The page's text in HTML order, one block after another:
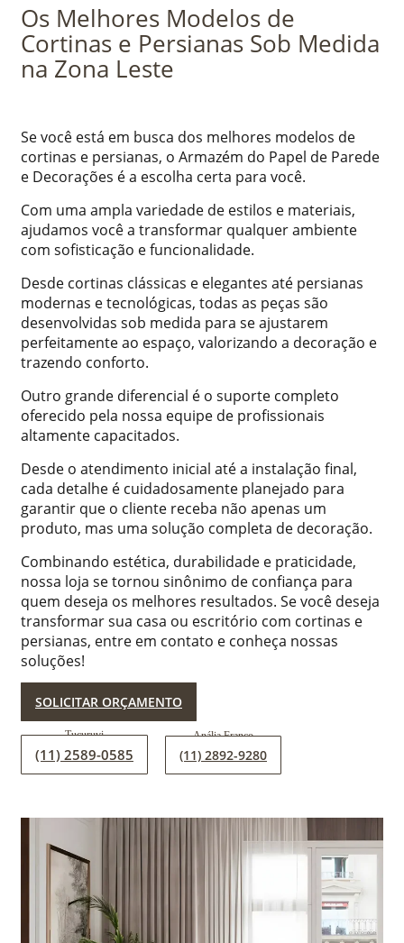
Os Melhores Modelos de
Cortinas e Persianas Sob Medida
na Zona Leste
Se você está em busca dos melhores modelos de
cortinas e persianas, o Armazém do Papel de Parede
e Decorações é a escolha certa para você.
Com uma ampla variedade de estilos e materiais,
ajudamos você a transformar qualquer ambiente
com sofisticação e funcionalidade.
Desde cortinas clássicas e elegantes até persianas
modernas e tecnológicas, todas as peças são
desenvolvidas sob medida para se ajustarem
perfeitamente ao espaço, valorizando a decoração e
trazendo conforto.
Outro grande diferencial é o suporte completo
oferecido pela nossa equipe de profissionais
altamente capacitados.
Desde o atendimento inicial até a instalação final,
cada detalhe é cuidadosamente planejado para
garantir que o cliente receba não apenas um
produto, mas uma solução completa de decoração.
Combinando estética, durabilidade e praticidade,
nossa loja se tornou sinônimo de confiança para
quem deseja os melhores resultados. Se você deseja
transformar sua casa ou escritório com cortinas e
persianas, entre em contato e conheça nossas
soluções!
SOLICITAR ORÇAMENTO
(11) 2589-0585 (11) 2892-9280